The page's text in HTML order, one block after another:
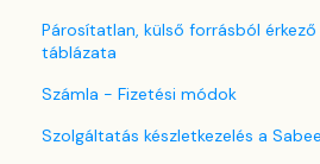
Párosítatlan, külső forrásból
táblázata
Számla - Fizetési módok
Szolgáltatás készletkezelés a